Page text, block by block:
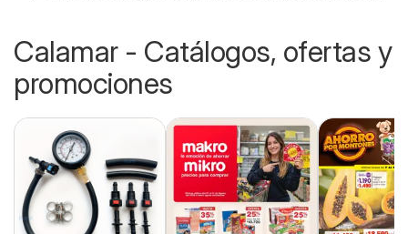
Calamar - Catálogos, ofertas y
promociones